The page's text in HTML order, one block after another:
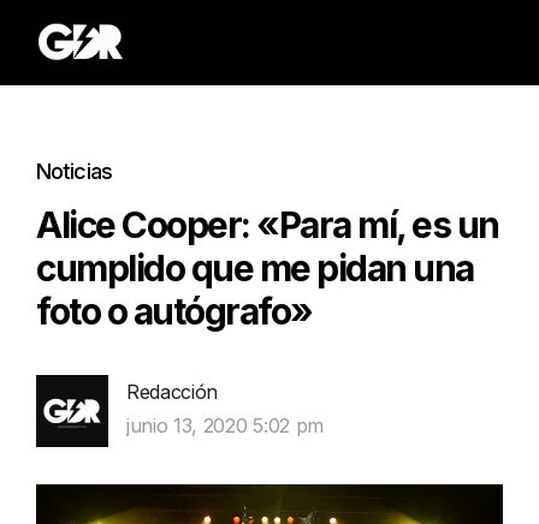
Noticias
Alice Cooper: «Para mí, es un
cumplido que me pidan una
foto o autógrafo»
Redacción
junio 13, 2020 5:02 pm